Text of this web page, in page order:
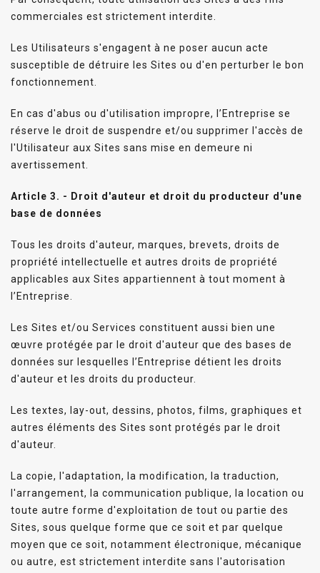
commerciales est strictement interdite.
Les Utilisateurs s'engagent à ne poser aucun acte
susceptible de détruire les Sites ou d'en perturber le bon
fonctionnement.
En cas d'abus ou d'utilisation impropre, l’Entreprise se
réserve le droit de suspendre et/ou supprimer l'accès de
l'Utilisateur aux Sites sans mise en demeure ni
avertissement.
Article 3. - Droit d'auteur et droit du producteur d'une
base de données
Tous les droits d'auteur, marques, brevets, droits de
propriété intellectuelle et autres droits de propriété
applicables aux Sites appartiennent à tout moment à
l’Entreprise.
Les Sites et/ou Services constituent aussi bien une
œuvre protégée par le droit d'auteur que des bases de
données sur lesquelles l’Entreprise détient les droits
d'auteur et les droits du producteur.
Les textes, lay-out, dessins, photos, films, graphiques et
autres éléments des Sites sont protégés par le droit
d'auteur.
La copie, l'adaptation, la modification, la traduction,
l'arrangement, la communication publique, la location ou
toute autre forme d'exploitation de tout ou partie des
Sites, sous quelque forme que ce soit et par quelque
moyen que ce soit, notamment électronique, mécanique
ou autre, est strictement interdite sans l'autorisation